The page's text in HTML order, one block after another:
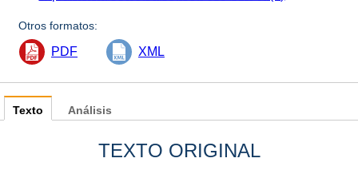
Otros formatos:
PDF XML
Texto
TEXTO ORIGINAL
Análisis